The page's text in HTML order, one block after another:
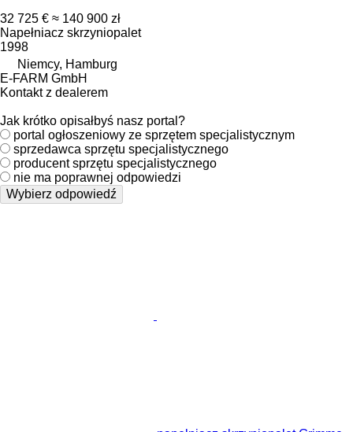
32 725 € ≈ 140 900 zł
Napełniacz skrzyniopalet
1998
Niemcy, Hamburg
E-FARM GmbH
Kontakt z dealerem
Jak krótko opisałbyś nasz portal?
portal ogłoszeniowy ze sprzętem specjalistycznym
sprzedawca sprzętu specjalistycznego
producent sprzętu specjalistycznego
nie ma poprawnej odpowiedzi
Wybierz odpowiedź